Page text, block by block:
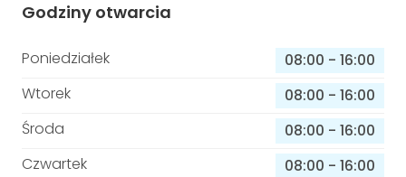
Godziny otwarcia
Poniedziałek 08:00 - 16:00
Wtorek
08:00 - 16:00
Środa
08:00 - 16:00
Czwartek
08:00 - 16:00